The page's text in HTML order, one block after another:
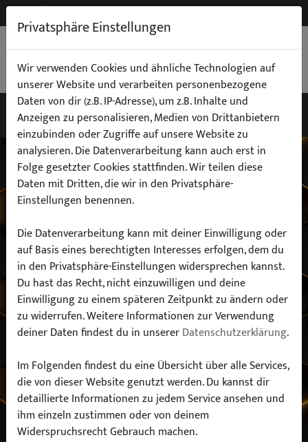
0,00 €
Wähle dein Auto
finde alle passenden Teile schnell und
einfach
Hersteller:
Modell:
SUCHEN
Privatsphäre Einstellungen
Wir verwenden Cookies und ähnliche Technologien auf
unserer Website und verarbeiten personenbezogene
Daten von dir (z.B. IP-Adresse), um z.B. Inhalte und
Anzeigen zu personalisieren, Medien von Drittanbietern
einzubinden oder Zugriffe auf unsere Website zu
analysieren. Die Datenverarbeitung kann auch erst in
Folge gesetzter Cookies stattfinden. Wir teilen diese
Daten mit Dritten, die wir in den Privatsphäre-
Einstellungen benennen.
Die Datenverarbeitung kann mit deiner Einwilligung oder
auf Basis eines berechtigten Interesses erfolgen, dem du
in den Privatsphäre-Einstellungen widersprechen kannst.
Du hast das Recht, nicht einzuwilligen und deine
Einwilligung zu einem späteren Zeitpunkt zu ändern oder
zu widerrufen. Weitere Informationen zur Verwendung
deiner Daten findest du in unsererDatenschutzerklärung.
Im Folgenden findest du eine Übersicht über alle Services,
die von dieser Website genutzt werden. Du kannst dir
detaillierte Informationen zu jedem Service ansehen und
ihm einzeln zustimmen oder von deinem
Widerspruchsrecht Gebrauch machen.